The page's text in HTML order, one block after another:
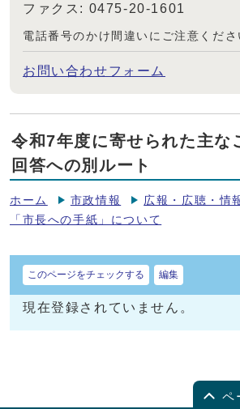
ファクス: 0475-20-1601
電話番号のかけ間違いにご注意くださ
お問い合わせフォーム
令和7年度に寄せられた主な
回答への別ルート
ホーム 市政情報 広報・広聴・情
「市長への手紙」について
このページをチェックする 編集
現在登録されていません。
ペ